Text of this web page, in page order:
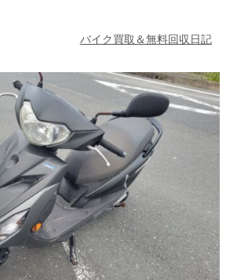
バイク買取＆無料回収日記